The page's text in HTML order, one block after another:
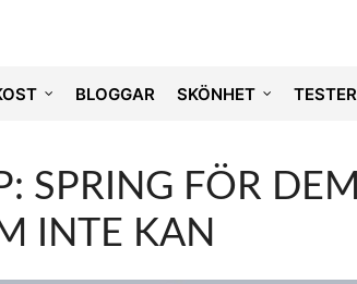
BLOGGAR SKÖNHET TESTER
SPRING FÖR DEM
INTE KAN